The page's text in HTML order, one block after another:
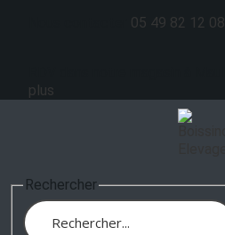
05 49 82 12 08
plus
Rechercher